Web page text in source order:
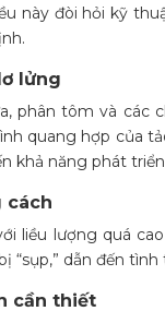
này đòi hỏi kỹ
lửng
phân tôm và các
quang hợp của
khả năng phát
cách
liều lượng quá
“sụp,” dẫn đến
cần thiết